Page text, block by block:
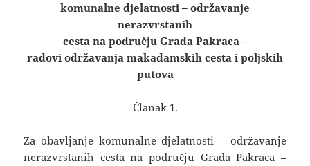
komunalne djelatnosti – održavanje
nerazvrstanih
cesta na području Grada Pakraca –
radovi održavanja makadamskih cesta i poljskih
putova
Članak 1.
Za obavljanje komunalne djelatnosti – održavanje
nerazvrstanih cesta na području Grada Pakraca –